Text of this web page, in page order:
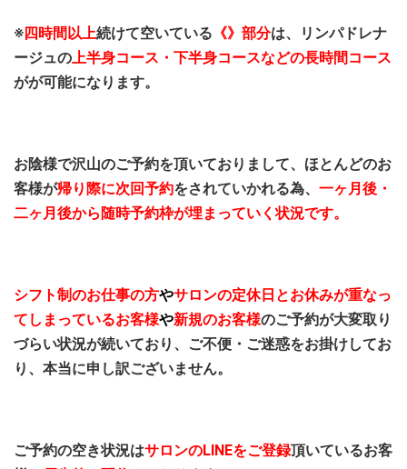
※四時間以上続けて空いている 《》部分は、リンパドレナ
ージュの上半身コース・下半身コースなどの長時間コース
がが可能になります。
お陰様で沢山のご予約を頂いておりまして、ほとんどのお
客様が帰り際に次回予約をされていかれる為、 一ヶ月後・
二ヶ月後から随時予約枠が埋まっていく状況です。
シフト制のお仕事の方やサロンの定休日とお休みが重なっ
てしまっているお客様や新規のお客様のご予約が大変取り
づらい状況が続いており、ご不便・ご迷惑をお掛けしてお
り、本当に申し訳ございません。
ご予約の空き状況はサロンのLINEをご登録頂いているお客